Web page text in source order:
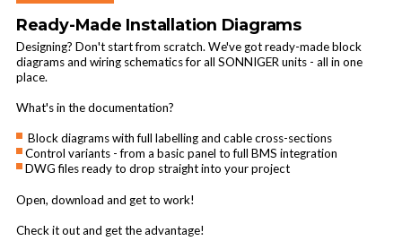
Industrial air curtains
Ready-Made Installation Diagrams
Designing? Don't start from scratch. We've got ready-made block
diagrams and wiring schematics for all SONNIGER units - all in one
place.
What's in the documentation?
Block diagrams with full labelling and cable cross-sections
Control variants - from a basic panel to full BMS integration
DWG files ready to drop straight into your project
Open, download and get to work!
Check it out and get the advantage!